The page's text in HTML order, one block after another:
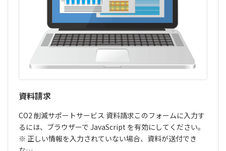
資料請求
CO2 削減サポートサービス 資料請求このフォームに入力す
るには、ブラウザーで JavaScript を有効にしてください。
※ 正しい情報を入力されていない場合、資料が送付でき